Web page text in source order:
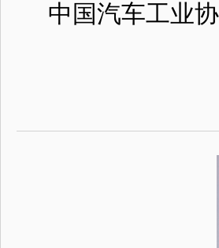
中国汽车工业